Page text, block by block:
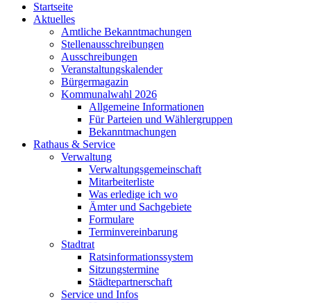
Startseite
Aktuelles
Amtliche Bekanntmachungen
Stellenausschreibungen
Ausschreibungen
Veranstaltungskalender
Bürgermagazin
Kommunalwahl 2026
Allgemeine Informationen
Für Parteien und Wählergruppen
Bekanntmachungen
Rathaus & Service
Verwaltung
Verwaltungsgemeinschaft
Mitarbeiterliste
Was erledige ich wo
Ämter und Sachgebiete
Formulare
Terminvereinbarung
Stadtrat
Ratsinformationssystem
Sitzungstermine
Städtepartnerschaft
Service und Infos